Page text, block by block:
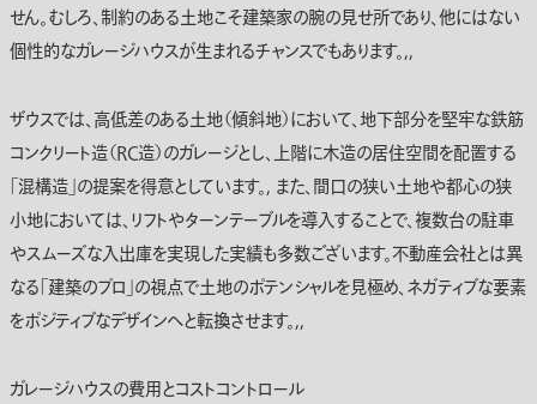
せん。むしろ、制約のある土地こそ建築家の腕の見せ所であり、他にはない
個性的なガレージハウスが生まれるチャンスでもあります。,,
ザウスでは、高低差のある土地（傾斜地）において、地下部分を堅牢な鉄筋
コンクリート造（RC造）のガレージとし、上階に木造の居住空間を配置する
「混構造」の提案を得意としています。, また、間口の狭い土地や都心の狭
小地においては、リフトやターンテーブルを導入することで、複数台の駐車
やスムーズな入出庫を実現した実績も多数ございます。不動産会社とは異
なる「建築のプロ」の視点で土地のポテンシャルを見極め、ネガティブな要素
をポジティブなデザインへと転換させます。,,
ガレージハウスの費用とコストコントロール